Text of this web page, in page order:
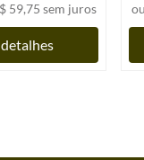
59,75 sem juros